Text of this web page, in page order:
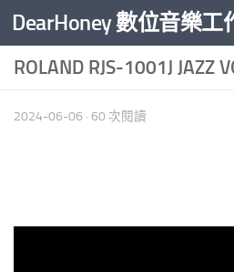
Skip to content
DearHoney 數位音樂工
ROLAND RJS-1001J JAZZ
2024-06-06 · 60 次閱讀